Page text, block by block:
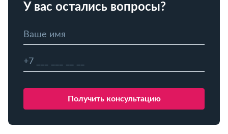
У вас остались вопросы?